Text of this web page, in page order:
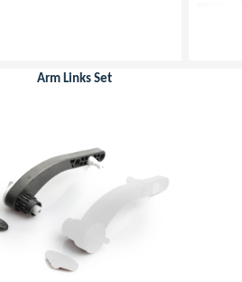
Arm Links Set